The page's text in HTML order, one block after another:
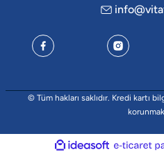
© Tüm hakları saklıdır. Kredi kartı
ideasoft